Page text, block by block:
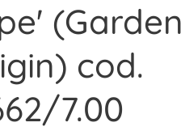
(Garden
cod.
7.00